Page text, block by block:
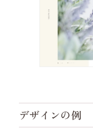
デザインの例